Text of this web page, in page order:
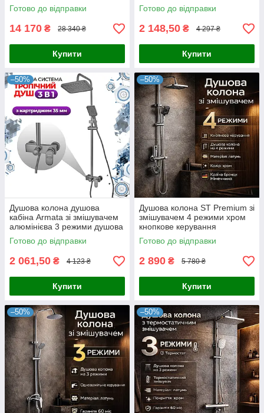
Готово до відправки
14 170 ₴ 28 340 ₴
Купити
Готово до відправки
2 148,50 ₴ 4 297 ₴
Купити
–50%
Душова колона душова
кабіна Armata зі змішувачем
алюмінієва 3 режими душова
система
Готово до відправки
2 061,50 ₴ 4 123 ₴
Купити
–50%
Душова колона ST Premium зі
змішувачем 4 режими хром
кнопкове керування
Готово до відправки
2 890 ₴ 5 780 ₴
Купити
–50% –50%